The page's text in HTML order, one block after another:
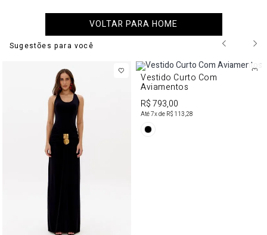
VOLTAR PARA HOME
Sugestões para você
Vestido Curto Com
Aviamentos
R$ 793,00
Até7x de R$ 113,28